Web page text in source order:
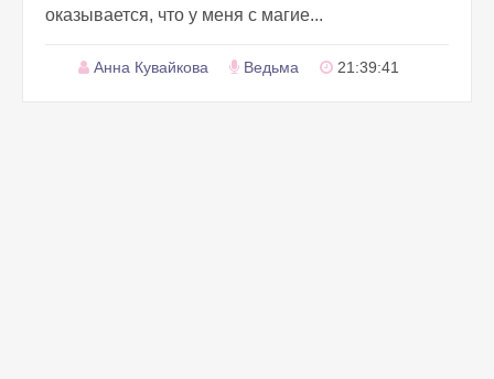
оказывается, что у меня с магие...
Анна Кувайкова Ведьма 21:39:41